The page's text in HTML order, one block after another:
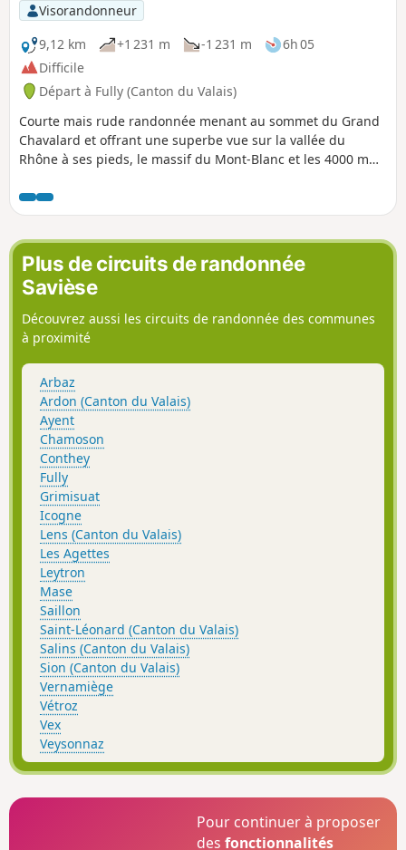
Visorandonneur
9,12 km
+1 231 m -1 231 m
6h 05
Difficile
Départ à Fully (Canton du Valais)
Courte mais rude randonnée menant au sommet du Grand
Chavalard et offrant une superbe vue sur la vallée du
Rhône à ses pieds, le massif du Mont-Blanc et les 4000 m
Plus de circuits de randonnée
Savièse
Découvrez aussi les circuits de randonnée des communes
à proximité
Arbaz
Ardon (Canton du Valais)
Ayent
Chamoson
Conthey
Fully
Grimisuat
Icogne
Lens (Canton du Valais)
Les Agettes
Leytron
Mase
Saillon
Saint-Léonard (Canton du Valais)
Salins (Canton du Valais)
Sion (Canton du Valais)
Vernamiège
Vétroz
Vex
Veysonnaz
Pour continuer à proposer
desfonctionnalités